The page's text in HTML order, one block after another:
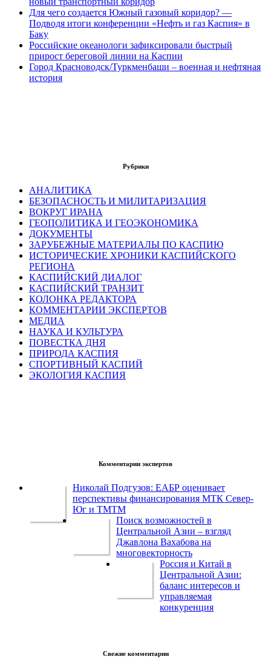
Для чего создается Южный газовый коридор? —
Подводя итоги конференции «Нефть и газ Каспия» в
Баку
Российские океанологи зафиксировали быстрый
прирост береговой линии на Каспии
Город Красноводск/Туркменбаши – военная и нефтяная
история
Рубрики
АНАЛИТИКА
БЕЗОПАСНОСТЬ И МИЛИТАРИЗАЦИЯ
ВОКРУГ ИРАНА
ГЕОПОЛИТИКА И ГЕОЭКОНОМИКА
ДОКУМЕНТЫ
ЗАРУБЕЖНЫЕ МАТЕРИАЛЫ ПО КАСПИЮ
ИСТОРИЧЕСКИЕ ХРОНИКИ КАСПИЙСКОГО
РЕГИОНА
КАСПИЙСКИЙ ДИАЛОГ
КАСПИЙСКИЙ ТРАНЗИТ
КОЛОНКА РЕДАКТОРА
КОММЕНТАРИИ ЭКСПЕРТОВ
МЕДИА
НАУКА И КУЛЬТУРА
ПОВЕСТКА ДНЯ
ПРИРОДА КАСПИЯ
СПОРТИВНЫЙ КАСПИЙ
ЭКОЛОГИЯ КАСПИЯ
Комментарии экспертов
Николай Подгузов: ЕАБР оценивает
перспективы финансирования МТК Север-
Юг и ТМТМ
Поиск возможностей в
Центральной Азии – взгляд
Джавлона Вахабова на
многовекторность
Россия и Китай в
Центральной Азии:
баланс интересов и
управляемая
конкуренция
Свежие комментарии